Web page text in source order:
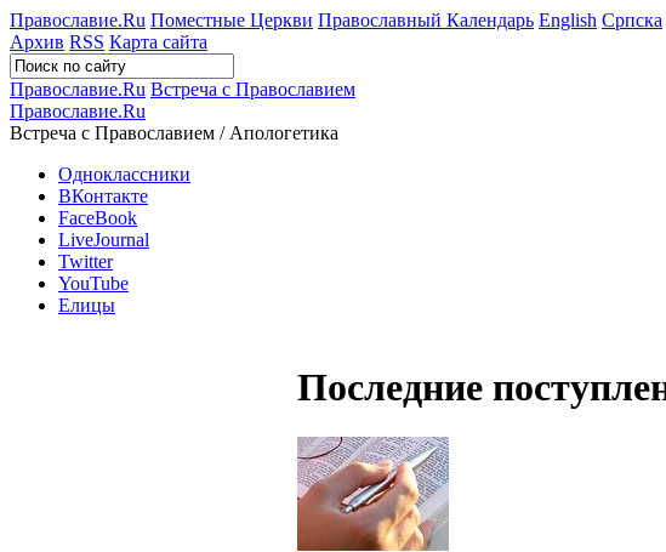
Православие.Ru Поместные Церкви Православный Календарь English Српска
Архив RSS Карта сайта
Православие.Ru Встреча с Православием
Православие.Ru
Встреча с Православием / Апологетика
Одноклассники
ВКонтакте
FaceBook
LiveJournal
Twitter
YouTube
Елицы
Последние